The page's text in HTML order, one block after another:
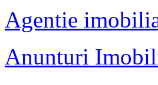
Agentie
Anunturi